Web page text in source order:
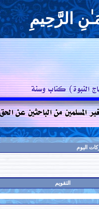
الرَّحِيمِ
اليوم
التقويم